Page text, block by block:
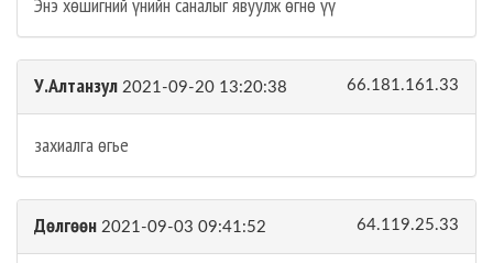
Энэ хөшигний үнийн саналыг явуулж өгнө үү
У.Алтанзул 2021-09-20 13:20:38 66.181.161.33
захиалга өгье
Дөлгөөн 2021-09-03 09:41:52 64.119.25.33